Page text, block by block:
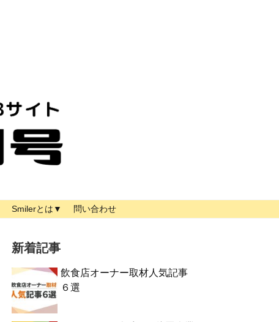
Smilerとは▼ 問い合わせ
新着記事
飲食店オーナー取材人気記事
６選